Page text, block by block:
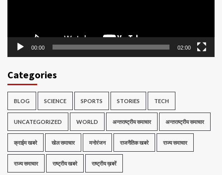
00:00 02:00
Categories
BLOG SCIENCE SPORTS STORIES TECH
UNCATEGORIZED WORLD अन्तराष्ट्रीय समाचार अन्तराष्ट्रीय समाचार
क्राईम खबरे खेल समाचार मनोरंजन राजनैतिक खबरे राज्य समाचार
राज्य समाचार राष्ट्रीय खबरे राष्ट्रीय ख़बरें